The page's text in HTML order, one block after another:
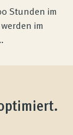
Stunden im
im